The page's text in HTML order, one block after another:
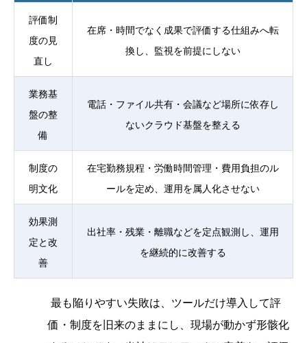
評価制
度の見
直し
在席・時間でなく成果で評価する仕組みへ転
換し、監視を前提にしない
業務基
盤の整
備
電話・ファイル共有・会議など場所に依存し
ないクラウド基盤を整える
制度の
明文化
在宅勤務規程・労働時間管理・費用負担のル
ールを定め、運用を属人化させない
効果測
定と改
善
出社率・残業・離職などを定点観測し、運用
を継続的に改善する
最も陥りやすい失敗は、ツールだけ導入して評
価・制度を旧来のままにし、現場が動かず形骸化